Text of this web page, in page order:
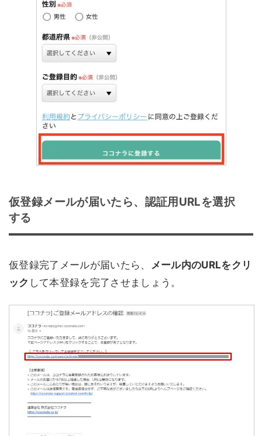
仮登録メールが届いたら、認証用URLを選択
する
仮登録完了メールが届いたら、
メール内のURLをクリ
ック して本登録を完了させましょう。